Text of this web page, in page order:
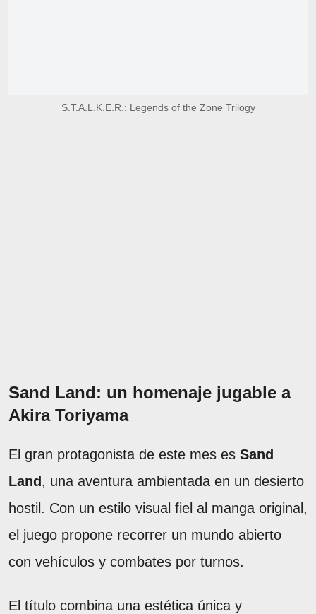
S.T.A.L.K.E.R.: Legends of the Zone Trilogy
Sand Land: un homenaje jugable a
Akira Toriyama
El gran protagonista de este mes es Sand
Land , una aventura ambientada en un desierto
hostil. Con un estilo visual fiel al manga original,
el juego propone recorrer un mundo abierto
con vehículos y combates por turnos.
El título combina una estética única y